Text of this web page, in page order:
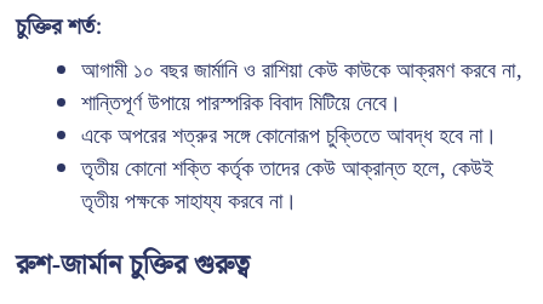
চুক্তির শর্ত:
আগামী ১০ বছর জার্মানি ও রাশিয়া কেউ কাউকে আক্রমণ করবে না,
শান্তিপূর্ণ উপায়ে পারস্পরিক বিবাদ মিটিয়ে নেবে।
একে অপরের শত্রুর সঙ্গে কোনোরূপ চুক্তিতে আবদ্ধ হবে না।
তৃতীয় কোনো শক্তি কর্তৃক তাদের কেউ আক্রান্ত হলে, কেউই
তৃতীয় পক্ষকে সাহায্য করবে না।
রুশ-জার্মান চুক্তির গুরুত্ব